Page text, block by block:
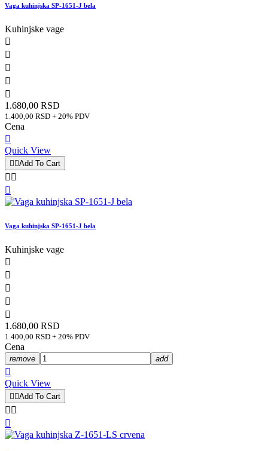
Vaga kuhinjska SP-1651-J bela
Kuhinjske vage





1.680,00 RSD
1.400,00 RSD + 20% PDV
Cena

Quick View
 Add To Cart
 

Vaga kuhinjska SP-1651-J bela
Kuhinjske vage





1.680,00 RSD
1.400,00 RSD + 20% PDV
Cena
remove add

Quick View
 Add To Cart
 
